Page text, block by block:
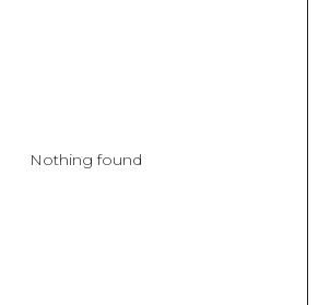
Nothing found